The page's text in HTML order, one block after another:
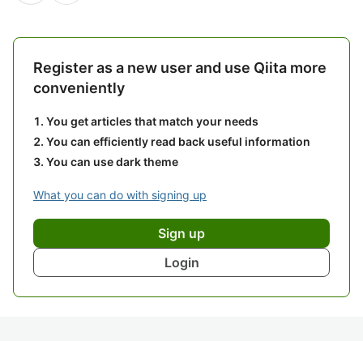
Register as a new user and use Qiita more
conveniently
You get articles that match your needs
You can efficiently read back useful information
You can use dark theme
What you can do with signing up
Sign up
Login